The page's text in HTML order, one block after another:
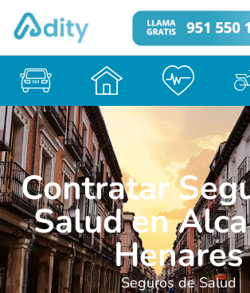
Contratar
Salud en
Henares
Seguros de Salud